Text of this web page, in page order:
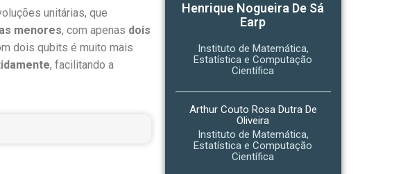
unitárias, que
menores, com apenas dois
dois qubits é muito mais
, facilitando a
Henrique Nogueira De Sá
Earp
Instituto de Matemática,
Estatística e Computação
Científica
Arthur Couto Rosa Dutra De
Oliveira
Instituto de Matemática,
Estatística e Computação
Científica